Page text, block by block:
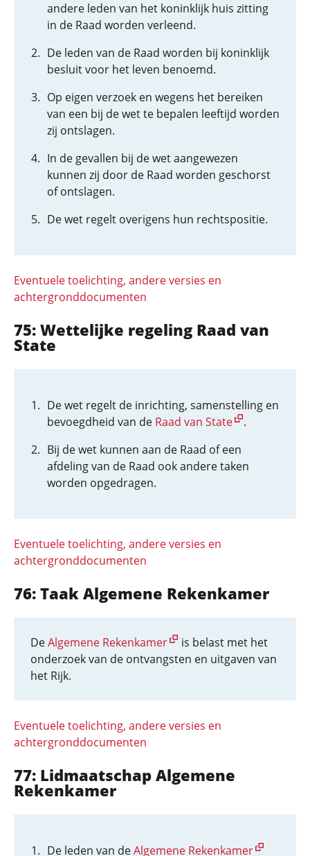
andere leden van het koninklijk huis zitting
in de Raad worden verleend.
De leden van de Raad worden bij koninklijk
besluit voor het leven benoemd.
Op eigen verzoek en wegens het bereiken
van een bij de wet te bepalen leeftijd worden
zij ontslagen.
In de gevallen bij de wet aangewezen
kunnen zij door de Raad worden geschorst
of ontslagen.
De wet regelt overigens hun rechtspositie.
Eventuele toelichting, andere versies en
achtergronddocumenten
75: Wettelijke regeling Raad van
State
De wet regelt de inrichting, samenstelling en
bevoegdheid van de Raad van State
.
Bij de wet kunnen aan de Raad of een
afdeling van de Raad ook andere taken
worden opgedragen.
Eventuele toelichting, andere versies en
achtergronddocumenten
76: Taak Algemene Rekenkamer
DeAlgemene Rekenkamer
is belast met het
onderzoek van de ontvangsten en uitgaven van
het Rijk.
Eventuele toelichting, andere versies en
achtergronddocumenten
77: Lidmaatschap Algemene
Rekenkamer
De leden van deAlgemene Rekenkamer